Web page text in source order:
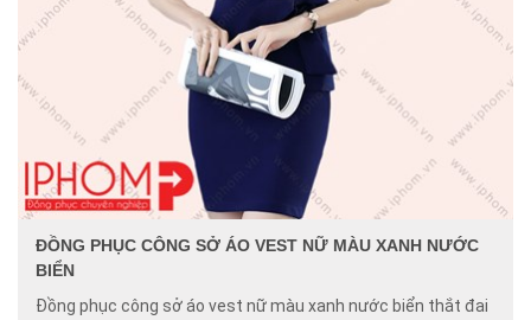
ĐỒNG PHỤC CÔNG SỞ ÁO VEST NỮ MÀU XANH NƯỚC
BIỂN
Đồng phục công sở áo vest nữ màu xanh nước biển thắt đai